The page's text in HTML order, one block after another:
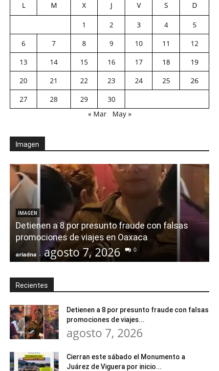
L M X J V S D
1 2 3 4
5
6
7 8 9 10 11
12
13
14 15 16 17 18
19
20
21 22 23 24 25
26
27
28 29
30
« Mar
May »
Imagen
IMAGEN
Detienen a 8 por presunto fraude con falsas
promociones de viajes en Oaxaca
ariadna - agosto 7, 2026 0
Recientes
Detienen a 8 por presunto fraude con falsas
promociones de viajes...
agosto 7, 2026
Cierran este sábado el Monumento a
Juárez de Viguera por inicio...